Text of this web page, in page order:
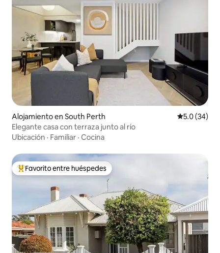
Alojamiento en South Perth Calificación
5.0 (34)
Elegante casa con terraza junto al río
Ubicación · Familiar · Cocina
Favorito entre huéspedes preferido
Favorito entre huéspedes